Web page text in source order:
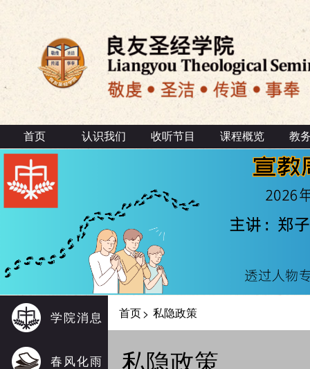
首页 认识我们 收听节目 课程概览 教
学院消息
春风化雨
首页> 私隐政策
私隐政策